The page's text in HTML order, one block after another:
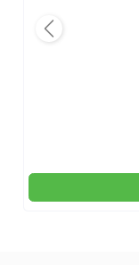
Previous